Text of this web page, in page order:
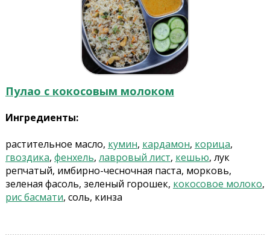
Пулао с кокосовым молоком
Ингредиенты:
растительное масло, кумин, кардамон, корица,
гвоздика, фенхель, лавровый лист, кешью, лук
репчатый, имбирно-чесночная паста, морковь,
зеленая фасоль, зеленый горошек, кокосовое молоко,
рис басмати, соль, кинза